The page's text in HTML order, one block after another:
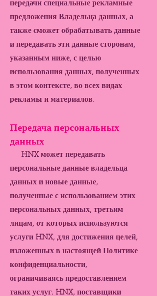
передачи специальные рекламные
предложения Владельца данных, а
также сможет обрабатывать данные
и передавать эти данные сторонам,
указанным ниже, с целью
использования данных, полученных
в этом контексте, во всех видах
рекламы и материалов.
Передача персональных
данных
HNX может передавать
персональные данные владельца
данных и новые данные,
полученные с использованием этих
персональных данных, третьим
лицам, от которых используются
услуги HNX, для достижения целей,
изложенных в настоящей Политике
конфиденциальности,
ограничиваясь предоставлением
таких услуг. HNX, поставщики